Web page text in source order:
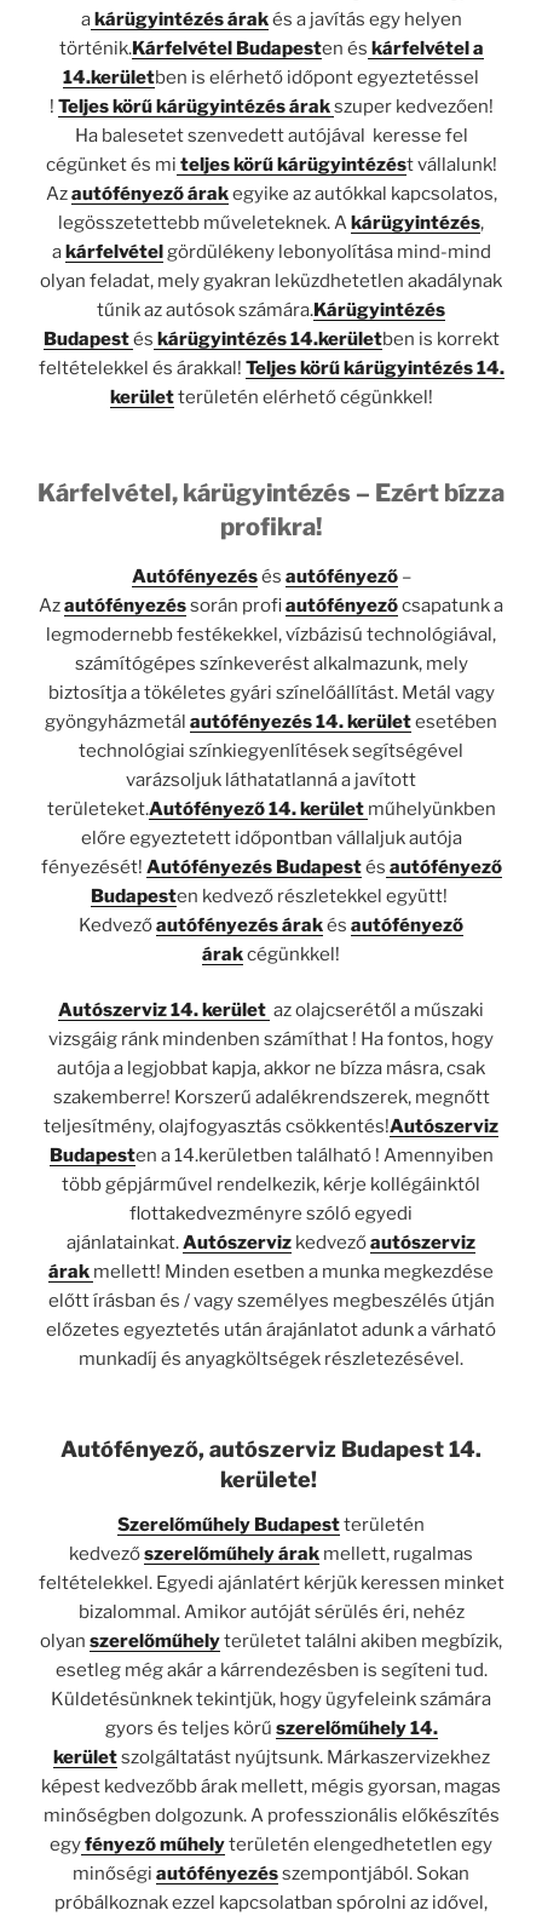
akárügyintézés árakés a javítás egy helyen
történik.Kárfelvétel Budapesten és kárfelvétel a
14.kerületben is elérhető időpont egyeztetéssel
! Teljes körű kárügyintézés árakszuper kedvezően!
Ha balesetet szenvedett autójával keresse fel
cégünket és mi teljes körű kárügyintézést vállalunk!
Azautófényező árakegyike az autókkal kapcsolatos,
legösszetettebb műveleteknek. Akárügyintézés,
akárfelvételgördülékeny lebonyolítása mind-mind
olyan feladat, mely gyakran leküzdhetetlen akadálynak
tűnik az autósok számára.Kárügyintézés
Budapestés kárügyintézés 14.kerületben is korrekt
feltételekkel és árakkal! Teljes körű kárügyintézés 14.
kerületterületén elérhető cégünkkel!
Kárfelvétel, kárügyintézés – Ezért bízza
profikra!
Autófényezésés autófényező–
Azautófényezéssorán profiautófényezőcsapatunk a
legmodernebb festékekkel, vízbázisú technológiával,
számítógépes színkeverést alkalmazunk, mely
biztosítja a tökéletes gyári színelőállítást. Metál vagy
gyöngyházmetál autófényezés 14. kerületesetében
technológiai színkiegyenlítések segítségével
varázsoljuk láthatatlanná a javított
területeket.Autófényező 14. kerület műhelyünkben
előre egyeztetett időpontban vállaljuk autója
fényezését! Autófényezés Budapestés autófényező
Budapesten kedvező részletekkel együtt!
Kedvezőautófényezés árakés autófényező
árakcégünkkel!
Autószerviz 14. kerület az olajcserétől a műszaki
vizsgáig ránk mindenben számíthat ! Ha fontos, hogy
autója a legjobbat kapja, akkor ne bízza másra, csak
szakemberre! Korszerű adalékrendszerek, megnőtt
teljesítmény, olajfogyasztás csökkentés!Autószerviz
Budapesten a 14.kerületben található ! Amennyiben
több gépjárművel rendelkezik, kérje kollégáinktól
flottakedvezményre szóló egyedi
ajánlatainkat.Autószerviz kedvezőautószerviz
árak mellett! Minden esetben a munka megkezdése
előtt írásban és / vagy személyes megbeszélés útján
előzetes egyeztetés után árajánlatot adunk a várható
munkadíj és anyagköltségek részletezésével.
Autófényező, autószerviz Budapest 14.
kerülete!
Szerelőműhely Budapestterületén
kedvezőszerelőműhely árak mellett, rugalmas
feltételekkel. Egyedi ajánlatért kérjük keressen minket
bizalommal. Amikor autóját sérülés éri, nehéz
olyan szerelőműhelyterületet találni akiben megbízik,
esetleg még akár a kárrendezésben is segíteni tud.
Küldetésünknek tekintjük, hogy ügyfeleink számára
gyors és teljes körű szerelőműhely 14.
kerületszolgáltatást nyújtsunk. Márkaszervizekhez
képest kedvezőbb árak mellett, mégis gyorsan, magas
minőségben dolgozunk. A professzionális előkészítés
egyfényező műhelyterületén elengedhetetlen egy
minőségi autófényezésszempontjából. Sokan
próbálkoznak ezzel kapcsolatban spórolni az idővel,